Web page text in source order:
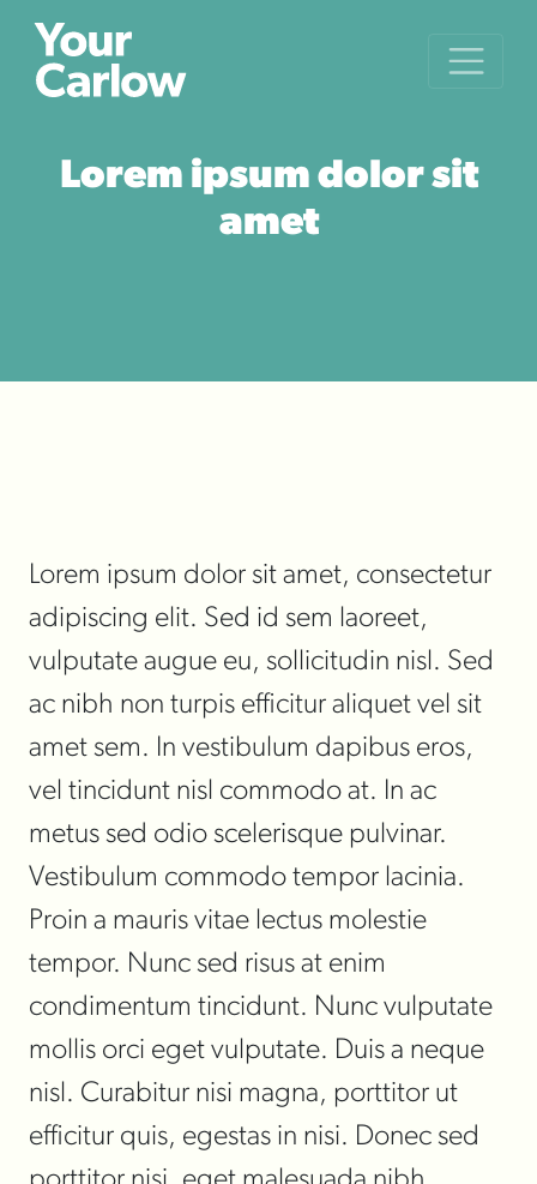
Lorem ipsum dolor sit
amet
Lorem ipsum dolor sit amet, consectetur
adipiscing elit. Sed id sem laoreet,
vulputate augue eu, sollicitudin nisl. Sed
ac nibh non turpis efficitur aliquet vel sit
amet sem. In vestibulum dapibus eros,
vel tincidunt nisl commodo at. In ac
metus sed odio scelerisque pulvinar.
Vestibulum commodo tempor lacinia.
Proin a mauris vitae lectus molestie
tempor. Nunc sed risus at enim
condimentum tincidunt. Nunc vulputate
mollis orci eget vulputate. Duis a neque
nisl. Curabitur nisi magna, porttitor ut
efficitur quis, egestas in nisi. Donec sed